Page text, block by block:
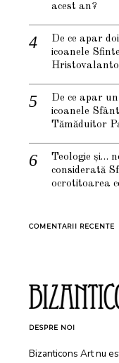
acest an?
De ce apar
icoanele
De ce apar
icoanele
Tămăduitor
Teologie și…
considerată
ocrotitoarea
COMENTARII RECENTE
DESPRE NOI
Bizanticons Art nu